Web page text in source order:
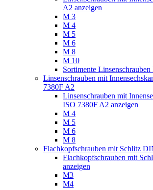
A2 anzeigen
M 3
M 4
M 5
M 6
M 8
M 10
Sortimente
Linsenschrauben mit
7380F A2
Linsenschrauben mit
ISO 7380F A2 anzeigen
M 4
M 5
M 6
M 8
Flachkopfschrauben mit Schlitz
Flachkopfschrauben mit
anzeigen
M3
M4